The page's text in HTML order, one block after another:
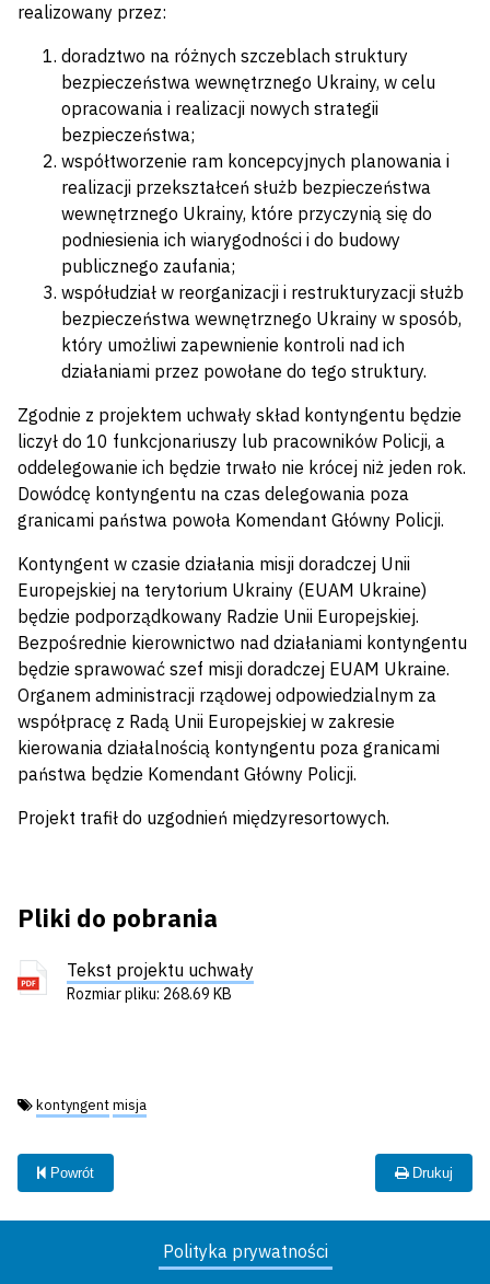
realizowany przez:
doradztwo na różnych szczeblach struktury
bezpieczeństwa wewnętrznego Ukrainy, w celu
opracowania i realizacji nowych strategii
bezpieczeństwa;
współtworzenie ram koncepcyjnych planowania i
realizacji przekształceń służb bezpieczeństwa
wewnętrznego Ukrainy, które przyczynią się do
podniesienia ich wiarygodności i do budowy
publicznego zaufania;
współudział w reorganizacji i restrukturyzacji służb
bezpieczeństwa wewnętrznego Ukrainy w sposób,
który umożliwi zapewnienie kontroli nad ich
działaniami przez powołane do tego struktury.
Zgodnie z projektem uchwały skład kontyngentu będzie
liczył do 10 funkcjonariuszy lub pracowników Policji, a
oddelegowanie ich będzie trwało nie krócej niż jeden rok.
Dowódcę kontyngentu na czas delegowania poza
granicami państwa powoła Komendant Główny Policji.
Kontyngent w czasie działania misji doradczej Unii
Europejskiej na terytorium Ukrainy (EUAM Ukraine)
będzie podporządkowany Radzie Unii Europejskiej.
Bezpośrednie kierownictwo nad działaniami kontyngentu
będzie sprawować szef misji doradczej EUAM Ukraine.
Organem administracji rządowej odpowiedzialnym za
współpracę z Radą Unii Europejskiej w zakresie
kierowania działalnością kontyngentu poza granicami
państwa będzie Komendant Główny Policji.
Projekt trafił do uzgodnień międzyresortowych.
Pliki do pobrania
Tekst projektu uchwały
Rozmiar pliku: 268.69 KB
Tagi:
kontyngentmisja
Powrót Drukuj
Polityka prywatności